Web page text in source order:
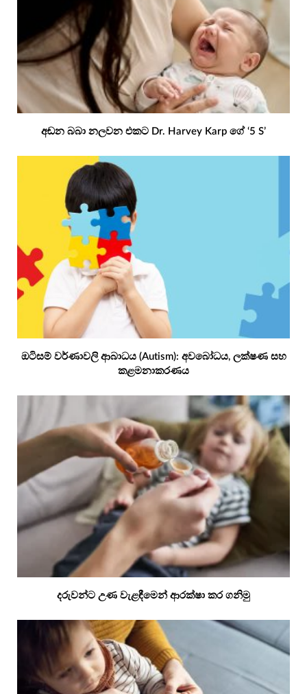
අඬන බබා නලවන එකට Dr. Harvey Karp ගේ ‘5 S’
ඔටිසම් වර්ණාවලි ආබාධය (Autism): අවබෝධය, ලක්ෂණ සහ
කළමනාකරණය
දරුවන්ට උණ වැළඳීමෙන් ආරක්ෂා කර ගනිමු